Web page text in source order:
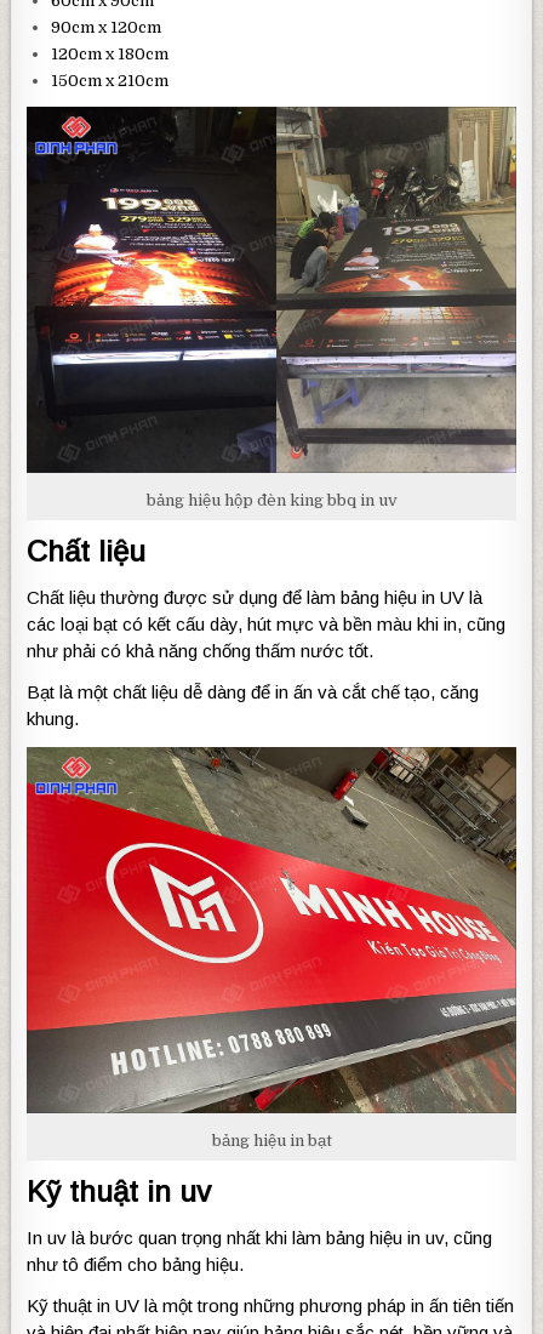
90cm x 120cm
120cm x 180cm
150cm x 210cm
bảng hiệu hộp đèn king bbq in uv
Chất liệu
Chất liệu thường được sử dụng để làm bảng hiệu in UV là
các loại bạt có kết cấu dày, hút mực và bền màu khi in, cũng
như phải có khả năng chống thấm nước tốt.
Bạt là một chất liệu dễ dàng để in ấn và cắt chế tạo, căng
khung.
bảng hiệu in bạt
Kỹ thuật in uv
In uv là bước quan trọng nhất khi làm bảng hiệu in uv, cũng
như tô điểm cho bảng hiệu.
Kỹ thuật in UV là một trong những phương pháp in ấn tiên tiến